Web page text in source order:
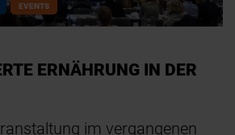
EVENTS
ERNÄHRUNG IN DER
im vergangenen